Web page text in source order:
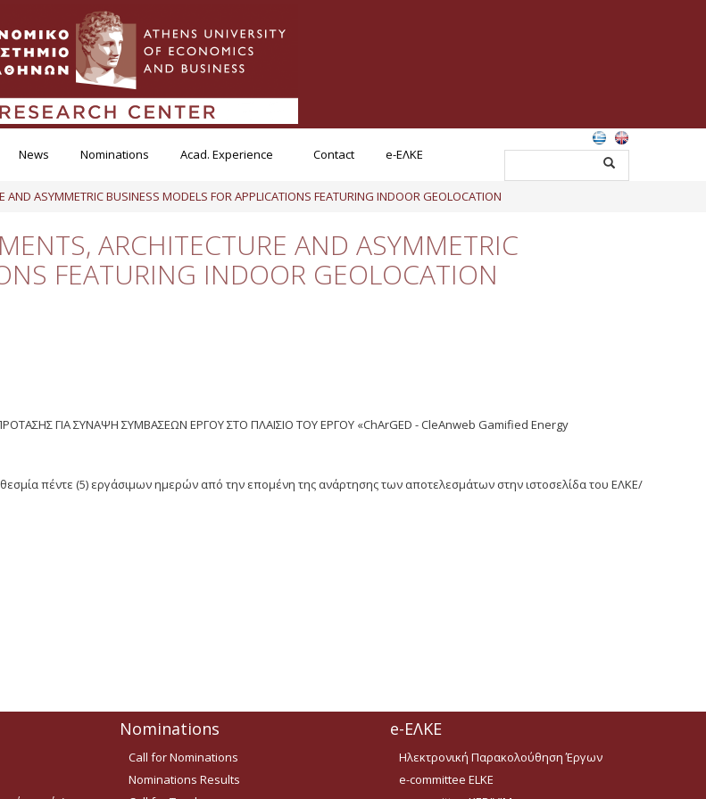
News Nominations Acad. Experience Contact e-ΕΛΚΕ
ASYMMETRIC BUSINESS MODELS FOR APPLICATIONS FEATURING INDOOR GEOLOCATION
ARCHITECTURE AND ASYMMETRIC
FEATURING INDOOR GEOLOCATION
ΓΙΑ ΣΥΝΑΨΗ ΣΥΜΒΑΣΕΩΝ ΕΡΓΟΥ ΣΤΟ ΠΛΑΙΣΙΟ ΤΟΥ ΕΡΓΟΥ «ChArGED - CleAnweb Gamified Energy
πέντε (5) εργάσιμων ημερών από την επομένη της ανάρτησης των αποτελεσμάτων στην ιστοσελίδα του ΕΛΚΕ/
Nominations
Call for Nominations
Nominations Results
e-ΕΛΚΕ
Ηλεκτρονική Παρακολούθηση Έργων
e-committee ELKE